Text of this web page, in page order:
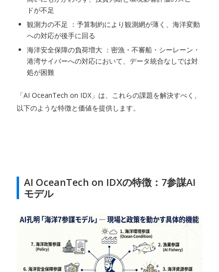
ドが不足
観測力の不足 ：予算制約により観測網が薄く、海洋変動
への対応が後手に回る
海洋安全保障の負荷増大 ：密漁・不審船・シーレーン・
港湾サイバーへの対応において、データ統合なしでは対
処が困難
「AI OceanTech on IDX」は、これらの課題を解決すべく、
以下のような特徴と価値を提供します。
AI OceanTech on IDXの特徴：7参謀AI
モデル